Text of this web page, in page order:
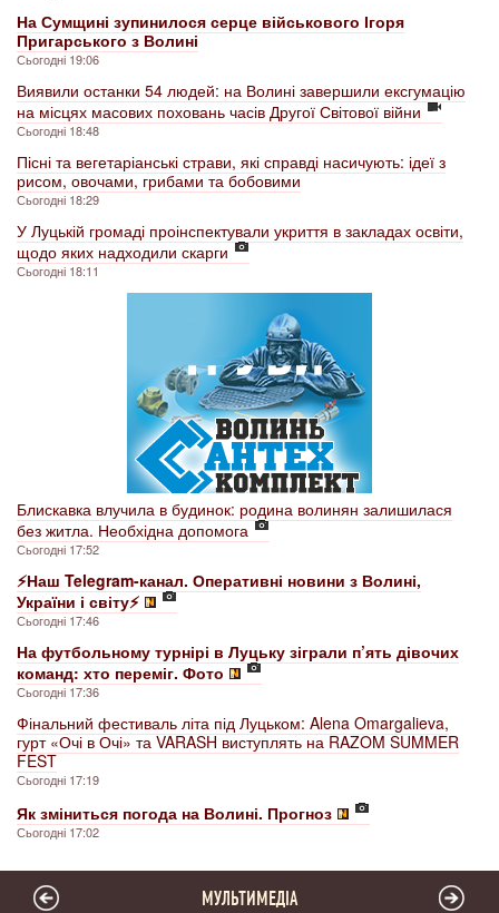
На Сумщині зупинилося серце військового Ігоря
Пригарського з Волині
Сьогодні 19:06
Виявили останки 54 людей: на Волині завершили ексгумацію
на місцях масових поховань часів Другої Світової війни
Сьогодні 18:48
Пісні та вегетаріанські страви, які справді насичують: ідеї з
рисом, овочами, грибами та бобовими
Сьогодні 18:29
У Луцькій громаді проінспектували укриття в закладах освіти,
щодо яких надходили скарги
Сьогодні 18:11
Блискавка влучила в будинок: родина волинян залишилася
без житла. Необхідна допомога
Сьогодні 17:52
⚡️Наш Telegram-канал. Оперативні новини з Волині,
України і світу⚡️
Сьогодні 17:46
На футбольному турнірі в Луцьку зіграли п’ять дівочих
команд: хто переміг. Фото
Сьогодні 17:36
Фінальний фестиваль літа під Луцьком: Alena Omargalieva,
гурт «Очі в Очі» та VARASH виступлять на RAZOM SUMMER
FEST
Сьогодні 17:19
Як зміниться погода на Волині. Прогноз
Сьогодні 17:02
МУЛЬТИМЕДІА